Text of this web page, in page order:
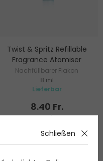
Twist & Spritz Refillable
Fragrance Atomiser
Nachfüllbarer Flakon
8 ml
Lieferbar
8.40 Fr.
Schließen